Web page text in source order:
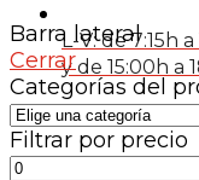
L-V: de 7:15h
y de 15:00h a
Barra lateral
Cerrar
Categorías del
Filtrar por precio
Precio